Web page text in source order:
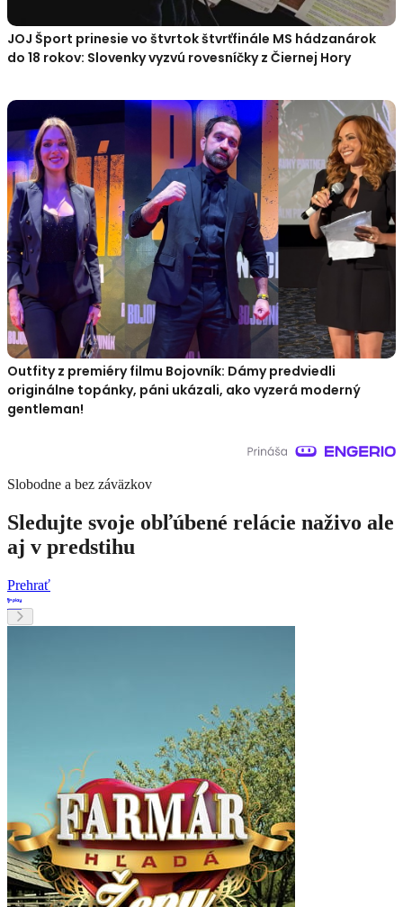
JOJ Šport prinesie vo štvrtok štvrťfinále MS hádzanárok
do 18 rokov: Slovenky vyzvú rovesníčky z Čiernej Hory
Outfity z premiéry filmu Bojovník: Dámy predviedli
originálne topánky, páni ukázali, ako vyzerá moderný
gentleman!
Slobodne a bez záväzkov
Sledujte svoje obľúbené relácie naživo ale
aj v predstihu
Prehrať